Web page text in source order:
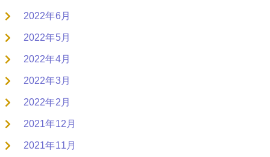
2022年6月
2022年5月
2022年4月
2022年3月
2022年2月
2021年12月
2021年11月